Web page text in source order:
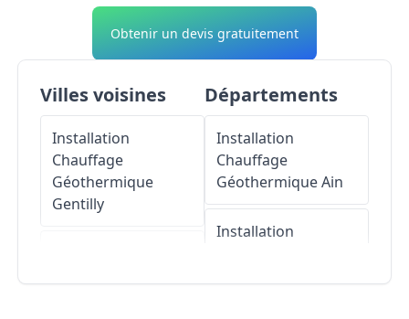
Obtenir un devis gratuitement
Villes voisines
Installation
Chauffage
Géothermique
Gentilly
Départements
Installation
Chauffage
GéothermiqueAin
Installation